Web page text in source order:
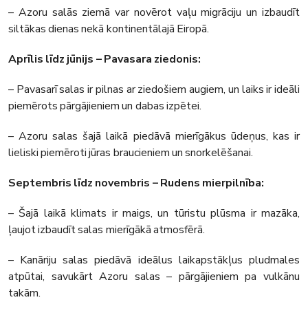
– Azoru salās ziemā var novērot vaļu migrāciju un izbaudīt
siltākas dienas nekā kontinentālajā Eiropā.
Aprīlis līdz jūnijs – Pavasara ziedonis:
– Pavasarī salas ir pilnas ar ziedošiem augiem, un laiks ir ideāli
piemērots pārgājieniem un dabas izpētei.
– Azoru salas šajā laikā piedāvā mierīgākus ūdeņus, kas ir
lieliski piemēroti jūras braucieniem un snorkelēšanai.
Septembris līdz novembris – Rudens mierpilnība:
– Šajā laikā klimats ir maigs, un tūristu plūsma ir mazāka,
ļaujot izbaudīt salas mierīgākā atmosfērā.
– Kanāriju salas piedāvā ideālus laikapstākļus pludmales
atpūtai, savukārt Azoru salas – pārgājieniem pa vulkānu
takām.